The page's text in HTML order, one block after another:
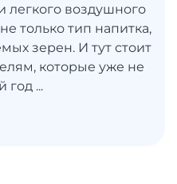
легкого воздушного
только тип напитка,
зерен. И тут стоит
которые уже не
год ...